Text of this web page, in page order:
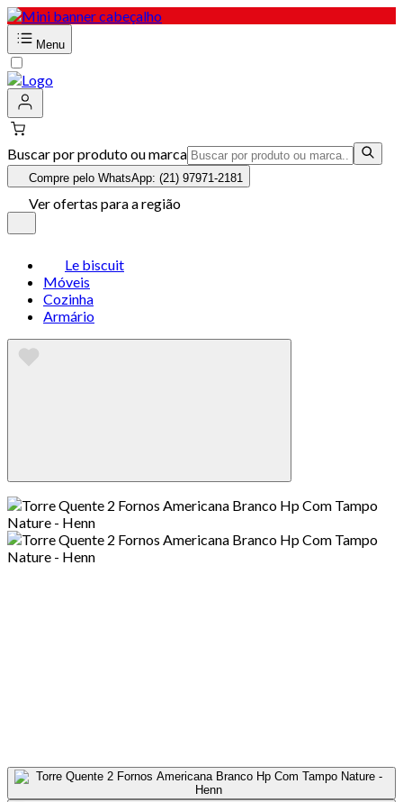
Menu
Buscar por produto ou marca
Compre pelo WhatsApp: (21) 97971-2181
Ver ofertas para a região
Le biscuit
Móveis
Cozinha
Armário